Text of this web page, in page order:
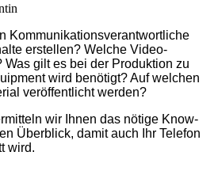
Kommunikationsverantwortliche
erstellen? Welche Video-
Was gilt es bei der Produktion zu
wird benötigt? Auf welchen
veröffentlicht werden?
wir Ihnen das nötige Know-
Überblick, damit auch Ihr Telefon
wird.